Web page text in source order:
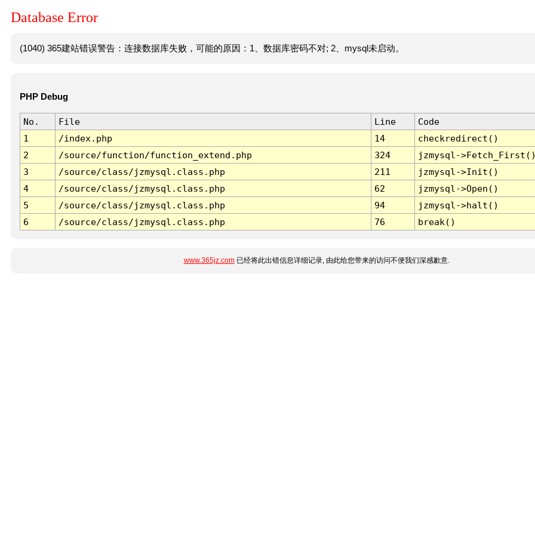
Database Error
(1040) 365建站错误警告：连接数据库失败，可能的原因：1、数据库密码不对; 2、mysql未启动。
PHP Debug
No. File Line
Code
1
/index.php 14
checkredirect()
2
/source/function/function_extend.php 324
jzmysql-
3
/source/class/jzmysql.class.php 211
jzmysql->Init()
4
/source/class/jzmysql.class.php 62
jzmysql->Open()
5
/source/class/jzmysql.class.php 94
jzmysql->halt()
6
/source/class/jzmysql.class.php 76 break()
www.365jz.com已经将此出错信息详细记录, 由此给您带来的访问不便我们深感歉意.